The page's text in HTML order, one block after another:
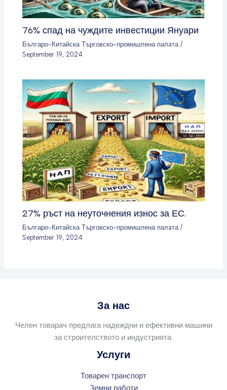
76% спад на чуждите инвестиции Януари
Българо-Китайска Търговско-промишлена палaта /
September 19, 2024
27% ръст на неуточнения износ за ЕС.
Българо-Китайска Търговско-промишлена палaта/
September 19, 2024
За нас
Челен товарач предлага надеждни и ефективни машини
за строителството и индустрията.
Услуги
Товарен транспорт
Земни работи